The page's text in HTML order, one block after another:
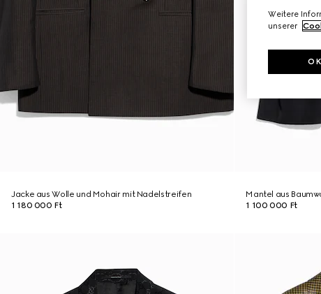
Jacke aus Wolle und Mohair mit Nadelstreifen
1 180 000 Ft
Mantel aus
1 100 000 Ft
Weitere
unserer
OK